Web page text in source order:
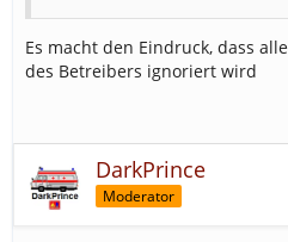
Es macht den Eindruck, dass
des Betreibers ignoriert wird
DarkPrince
Moderator